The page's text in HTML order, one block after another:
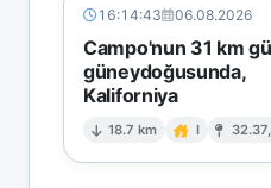
16:14:43 06.08.2026
Campo'nun 31 km
güneydoğusunda,
Kaliforniya
18.7 km I